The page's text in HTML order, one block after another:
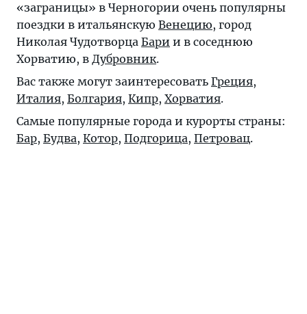
«заграницы» в Черногории очень популярны
поездки в итальянскую Венецию, город
Николая Чудотворца Бари и в соседнюю
Хорватию, в Дубровник.
Вас также могут заинтересовать Греция,
Италия, Болгария, Кипр, Хорватия.
Самые популярные города и курорты страны:
Бар, Будва, Котор, Подгорица, Петровац.